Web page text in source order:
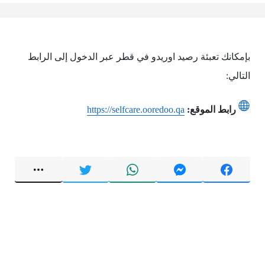
بإمكانك تعبئة رصيد اوريدو في قطر عبر الدخول إلى الرابط
التالي:
رابط الموقع: https://selfcare.ooredoo.qa